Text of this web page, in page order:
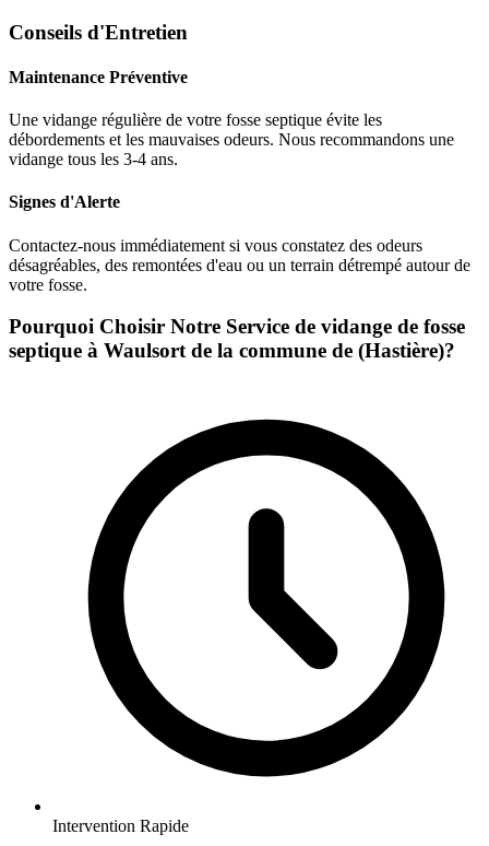
Conseils d'Entretien
Maintenance Préventive
Une vidange régulière de votre fosse septique évite les
débordements et les mauvaises odeurs. Nous recommandons une
vidange tous les 3-4 ans.
Signes d'Alerte
Contactez-nous immédiatement si vous constatez des odeurs
désagréables, des remontées d'eau ou un terrain détrempé autour de
votre fosse.
Pourquoi Choisir Notre Service de vidange de fosse
septique à Waulsort de la commune de (Hastière)?
Intervention Rapide